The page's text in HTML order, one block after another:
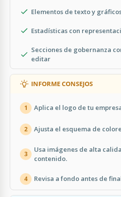
Elementos de texto y
Estadísticas con
Secciones de gobernanza
editar
INFORME CONSEJOS
1 Aplica el logo de tu
2 Ajusta el esquema de
3
Usa imágenes de alta
contenido.
4 Revisa a fondo antes de